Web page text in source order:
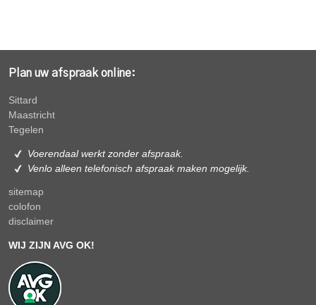
Plan uw afspraak online:
Sittard
Maastricht
Tegelen
Voerendaal werkt zonder afspraak.
Venlo alleentelefonisch afspraak maken mogelijk.
sitemap
colofon
disclaimer
WIJ ZIJN AVG OK!